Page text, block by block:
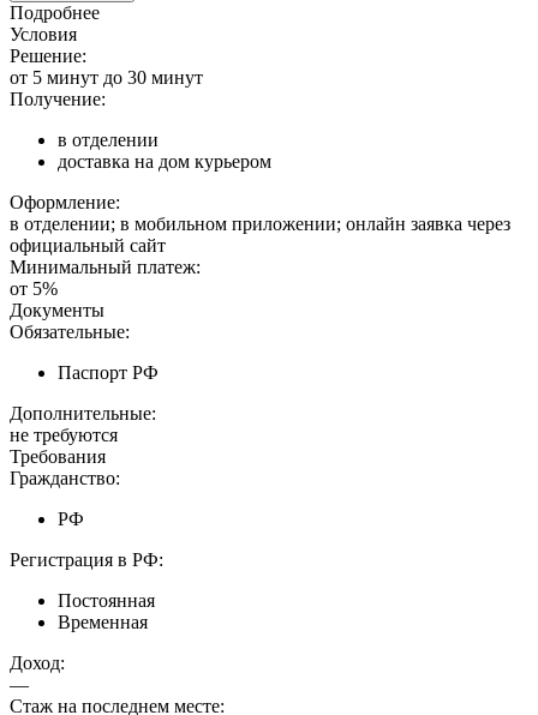
Подробнее
Условия
Решение:
от 5 минут до 30 минут
Получение:
в отделении
доставка на дом курьером
Оформление:
в отделении; в мобильном приложении; онлайн заявка через
официальный сайт
Минимальный платеж:
от 5%
Документы
Обязательные:
Паспорт РФ
Дополнительные:
не требуются
Требования
Гражданство:
РФ
Регистрация в РФ:
Постоянная
Временная
Доход:
—
Стаж на последнем месте: